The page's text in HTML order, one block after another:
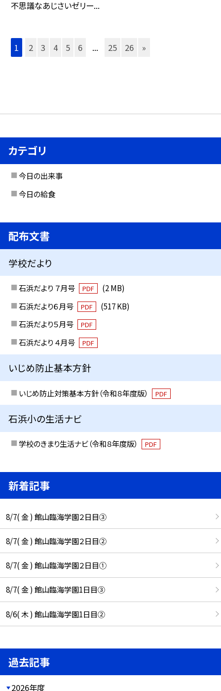
不思議なあじさいゼリー...
1 2 3 4 5 6 ... 25 26 »
カテゴリ
今日の出来事
今日の給食
配布文書
学校だより
石浜だより ７月号 PDF
(2 MB)
石浜だより６月号
PDF
(517 KB)
石浜だより５月号
PDF
石浜だより ４月号 PDF
いじめ防止基本方針
いじめ防止対策基本方針（令和８年度版） PDF
石浜小の生活ナビ
学校のきまり生活ナビ（令和８年度版） PDF
新着記事
8/7( 金 ) 館山臨海学園２日目③
8/7( 金 ) 館山臨海学園２日目②
8/7( 金 ) 館山臨海学園２日目①
8/7( 金 ) 館山臨海学園1日目③
8/6( 木 ) 館山臨海学園1日目②
過去記事
2026年度